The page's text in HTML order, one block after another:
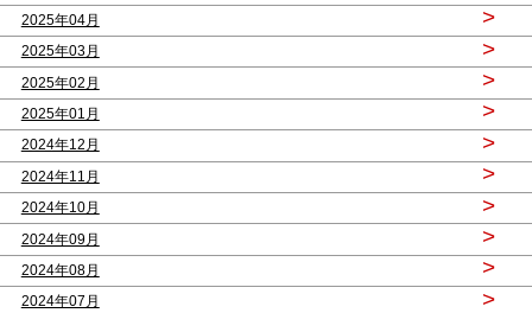
2025年04月 >
2025年03月 >
2025年02月 >
2025年01月 >
2024年12月 >
2024年11月 >
2024年10月 >
2024年09月 >
2024年08月 >
2024年07月 >